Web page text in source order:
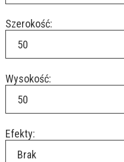
Szerokość:
Wysokość:
Efekty:
Brak